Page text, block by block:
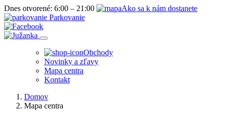
Dnes otvorené: 6:00 – 21:00
Ako sa k nám dostanete
Parkovanie
Obchody
Novinky a zľavy
Mapa centra
Kontakt
Domov
Mapa centra